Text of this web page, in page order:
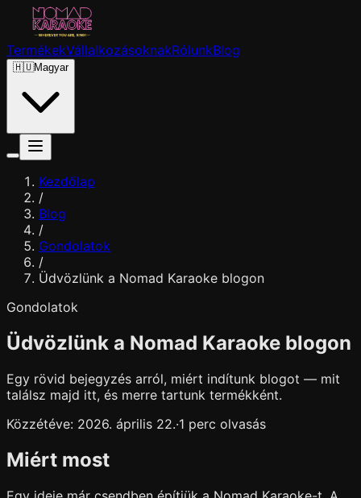
TermékekVállalkozásoknakRólunkBlog
🇭🇺Magyar
Kezdőlap
/
Blog
/
Gondolatok
/
Üdvözlünk a Nomad Karaoke blogon
Gondolatok
Üdvözlünk a Nomad Karaoke blogon
Egy rövid bejegyzés arról, miért indítunk blogot — mit
találsz majd itt, és merre tartunk termékként.
Közzétéve: 2026. április 22.·1 perc olvasás
Miért most